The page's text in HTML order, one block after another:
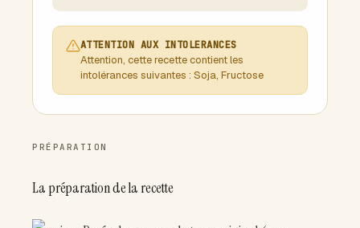
ATTENTION AUX INTOLERANCES
Attention, cette recette contient les
intolérances suivantes : Soja, Fructose
PRÉPARATION
La préparation de la recette